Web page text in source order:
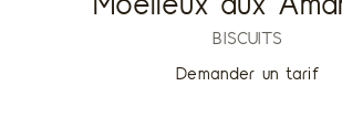
BISCUITS
Demander un tarif